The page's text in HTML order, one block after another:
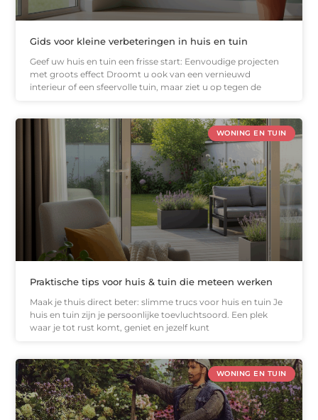
Gids voor kleine verbeteringen in huis en tuin
Geef uw huis en tuin een frisse start: Eenvoudige projecten
met groots effect Droomt u ook van een vernieuwd
interieur of een sfeervolle tuin, maar ziet u op tegen de
WONING EN TUIN
Praktische tips voor huis & tuin die meteen werken
Maak je thuis direct beter: slimme trucs voor huis en tuin Je
huis en tuin zijn je persoonlijke toevluchtsoord. Een plek
waar je tot rust komt, geniet en jezelf kunt
WONING EN TUIN